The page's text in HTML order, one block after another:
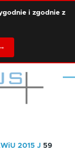
i zgodnie z
2015 J 59